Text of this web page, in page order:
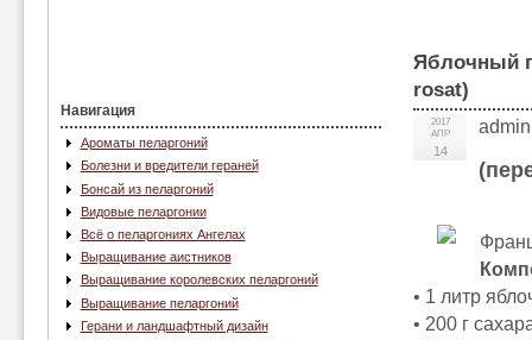
Навигация
Ароматы пеларгоний
Болезни и вредители гераней
Бонсай из пеларгоний
Видовые пеларгонии
Всё о пеларгониях Ангелах
Выращивание аистников
Выращивание королевских пеларгоний
Выращивание пеларгоний
Герани и ландшафтный дизайн
Яблочный
rosat)
2017
АПР
14
admin
• 1 литр
• 200 г